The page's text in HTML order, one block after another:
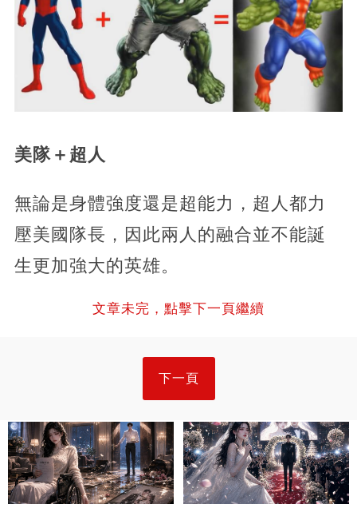
美隊＋超人
無論是身體強度還是超能力，超人都力
壓美國隊長，因此兩人的融合並不能誕
生更加強大的英雄。
文章未完，點擊下一頁繼續
下一頁